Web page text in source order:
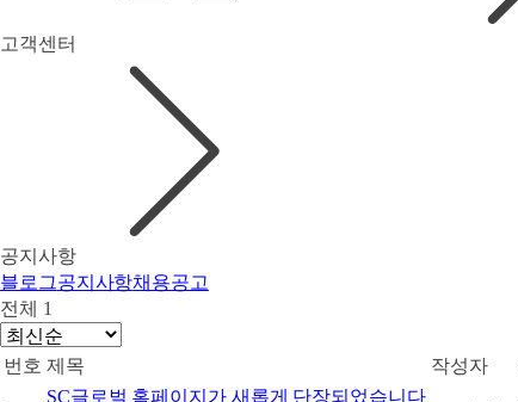
고객센터
공지사항
블로그공지사항채용공고
전체 1
번호 제목 작성자
SC글로벌 홈페이지가 새롭게 단장되었습니다